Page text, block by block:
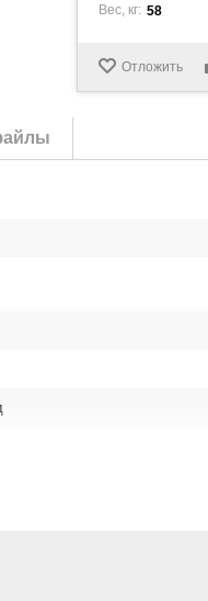
Вес, кг: 58
Отложить